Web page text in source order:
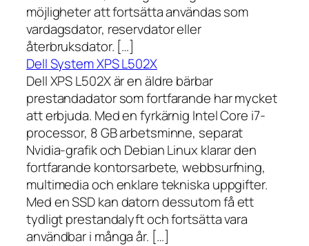
möjligheter att fortsätta användas som
vardagsdator, reservdator eller
återbruksdator. […]
Dell System XPS L502X
Dell XPS L502X är en äldre bärbar
prestandadator som fortfarande har mycket
att erbjuda. Med en fyrkärnig Intel Core i7-
processor, 8 GB arbetsminne, separat
Nvidia-grafik och Debian Linux klarar den
fortfarande kontorsarbete, webbsurfning,
multimedia och enklare tekniska uppgifter.
Med en SSD kan datorn dessutom få ett
tydligt prestandalyft och fortsätta vara
användbar i många år. […]